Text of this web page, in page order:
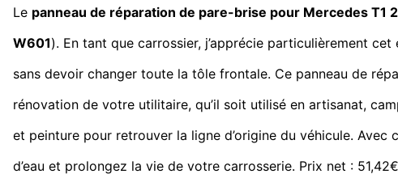
Le panneau de réparation de pare-brise pour Mercedes T1
W601). En tant que carrossier, j’apprécie particulièrement
sans devoir changer toute la tôle frontale. Ce panneau de
rénovation de votre utilitaire, qu’il soit utilisé en artisanat,
et peinture pour retrouver la ligne d’origine du véhicule. Avec
d’eau et prolongez la vie de votre carrosserie. Prix net :